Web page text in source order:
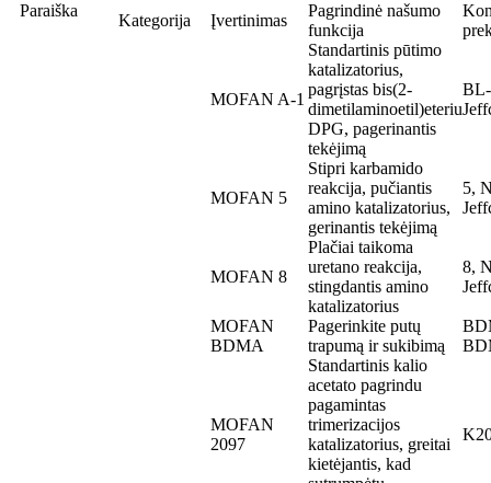
Paraiška
Kategorija Įvertinimas
Pagrindinė našumo
funkcija
MOFAN A-1
Standartinis pūtimo
katalizatorius,
pagrįstas bis(2-
dimetilaminoetil)eteriu
DPG, pagerinantis
tekėjimą
MOFAN 5
Stipri karbamido
reakcija, pučiantis
amino katalizatorius,
gerinantis tekėjimą
5,
MOFAN 8
Plačiai taikoma
uretano reakcija,
stingdantis amino
katalizatorius
8,
MOFAN
BDMA
Pagerinkite putų
trapumą ir sukibimą
MOFAN
2097
Standartinis kalio
acetato pagrindu
pagamintas
trimerizacijos
katalizatorius, greitai
kietėjantis, kad